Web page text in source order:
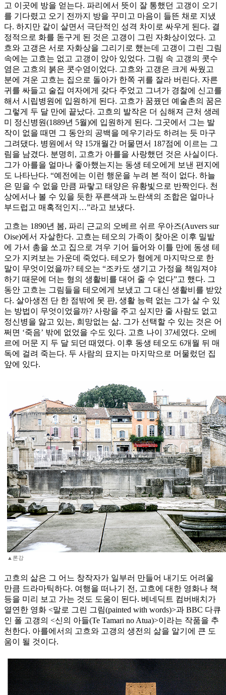
고 이곳에 방을 얻는다. 파리에서 뜻이 잘 통했던 고갱이 오기
를 기다렸고 오기 전까지 방을 꾸미고 마음이 들뜬 채로 지냈
다. 하지만 같이 살면서 극단적인 성격 차이로 싸우게 된다. 결
정적으로 화를 돋구게 된 것은 고갱이 그린 자화상이었다. 고
흐와 고갱은 서로 자화상을 그리기로 했는데 고갱이 그린 그림
속에는 고흐는 없고 고갱이 앉아 있었다. 그림 속 고갱의 콧수
염은 고흐의 붉은 콧수염이었다. 고흐와 고갱은 크게 싸웠고
분에 겨운 고흐는 집으로 돌아가 한쪽 귀를 잘라 버린다. 자른
귀를 싸들고 술집 여자에게 갖다 주었고 그녀가 경찰에 신고를
해서 시립병원에 입원하게 된다. 고흐가 꿈꿨던 예술촌의 꿈은
그렇게 두 달 만에 끝났다. 고흐의 발작은 더 심해져 근처 생레
미 정신병원(1889년 5월)에 입원하게 된다. 그곳에서 그는 발
작이 없을 때면 그 동안의 공백을 메우기라도 하려는 듯 마구
그려댔다. 병원에서 약 15개월간 머물면서 187점에 이르는 그
림을 남겼다. 분명히, 고흐가 아를을 사랑했던 것은 사실이다.
그가 아를을 얼마나 좋아했는지는 동생 테오에게 보낸 편지에
도 나타난다. “예전에는 이런 행운을 누려 본 적이 없다. 하늘
은 믿을 수 없을 만큼 파랗고 태양은 유황빛으로 반짝인다. 천
상에서나 볼 수 있을 듯한 푸른색과 노란색의 조합은 얼마나
부드럽고 매혹적인지…”라고 보냈다.
고흐는 1890년 봄, 파리 근교의 오베르 쉬르 우아즈(Auvers sur
Oise)에서 자살한다. 고흐는 테오의 가족이 찾아온 이후 밀밭
에 가서 총을 쏘고 집으로 겨우 기어 들어와 이틀 만에 동생 테
오가 지켜보는 가운데 죽었다. 테오가 형에게 마지막으로 한
말이 무엇이었을까? 테오는 “조카도 생기고 가정을 책임져야
하기 때문에 더는 형의 생활비를 대어 줄 수 없다”고 했다. 그
동안 고흐는 그림들을 테오에게 보냈고 그 대신 생활비를 받았
다. 살아생전 단 한 점밖에 못 판, 생활 능력 없는 그가 살 수 있
는 방법이 무엇이었을까? 사랑을 주고 싶지만 줄 사람도 없고
정신병을 앓고 있는, 희망없는 삶. 그가 선택할 수 있는 것은 어
쩌면 ‘죽음’ 밖에 없었을 수도 있다. 고흐 나이 37세였다. 오베
르에 머문 지 두 달 되던 때였다. 이후 동생 테오도 6개월 뒤 매
독에 걸려 죽는다. 두 사람의 묘지는 마지막으로 머물렀던 집
앞에 있다.
▲론강
고흐의 삶은 그 어느 창작자가 일부러 만들어 내기도 어려울
만큼 드라마틱하다. 여행을 떠나기 전, 고흐에 대한 영화나 책
등을 미리 보고 가는 것도 도움이 된다. 베네딕트 컴버배치가
열연한 영화 <말로 그린 그림(painted with words)>과 BBC 다큐
인 폴 고갱의 <신의 아들(Te Tamari no Atua)>이라는 작품을 추
천한다. 아를에서의 고흐와 고갱의 생전의 삶을 알기에 큰 도
움이 될 것이다.